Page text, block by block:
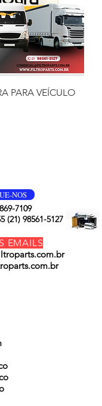
PARA VEÍCULO
NOS
7109
(21) 98561-5127
EMAILS